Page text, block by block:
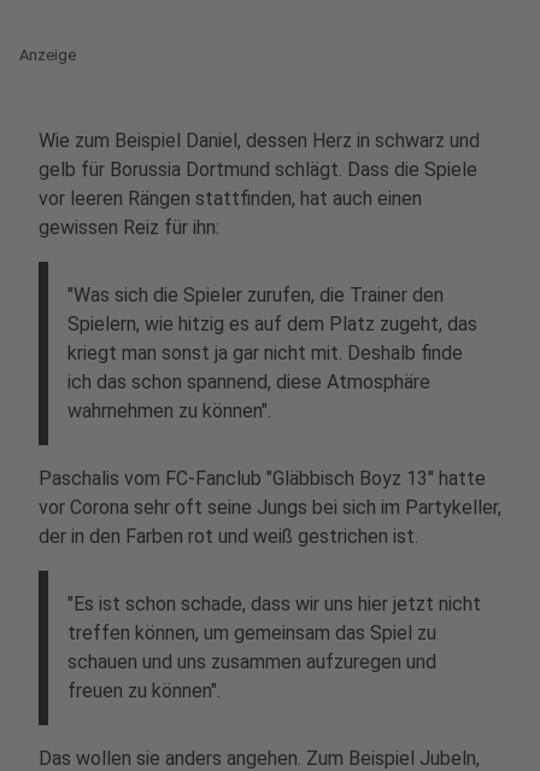
Anzeige
Wie zum Beispiel Daniel, dessen Herz in schwarz und
gelb für Borussia Dortmund schlägt. Dass die Spiele
vor leeren Rängen stattfinden, hat auch einen
gewissen Reiz für ihn:
"Was sich die Spieler zurufen, die Trainer den
Spielern, wie hitzig es auf dem Platz zugeht, das
kriegt man sonst ja gar nicht mit. Deshalb finde
ich das schon spannend, diese Atmosphäre
wahrnehmen zu können".
Paschalis vom FC-Fanclub "Gläbbisch Boyz 13" hatte
vor Corona sehr oft seine Jungs bei sich im Partykeller,
der in den Farben rot und weiß gestrichen ist.
"Es ist schon schade, dass wir uns hier jetzt nicht
treffen können, um gemeinsam das Spiel zu
schauen und uns zusammen aufzuregen und
freuen zu können".
Das wollen sie anders angehen. Zum Beispiel Jubeln,